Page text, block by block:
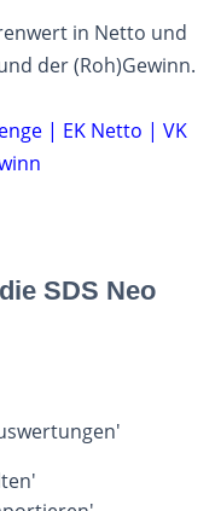
in Netto und
der (Roh)Gewinn.
| EK Netto | VK
SDS Neo